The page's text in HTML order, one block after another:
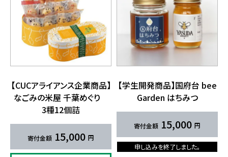
【CUCアライアンス企業商品】
な​ごみの​米屋 千葉めぐり
3種12個詰
15,000
【学生開発商品】国府台 bee
Garden は​ちみつ
15,000
申し込みを終了しました。